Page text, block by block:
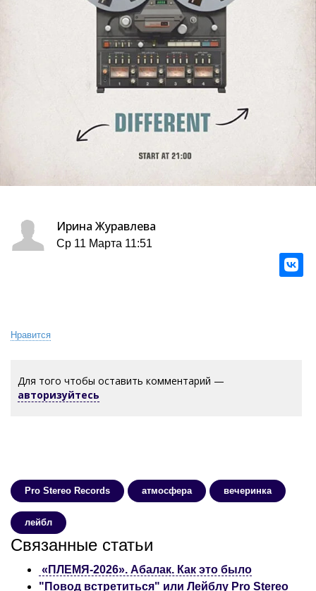
Ирина Журавлева
Ср 11 Марта 11:51
Нравится
Для того чтобы оставить комментарий —
авторизуйтесь
Pro Stereo Records атмосфера вечеринка
лейбл
Связанные статьи
​ «ПЛЕМЯ-2026». Абалак. Как это было
"Повод встретиться" или Лейблу Pro Stereo